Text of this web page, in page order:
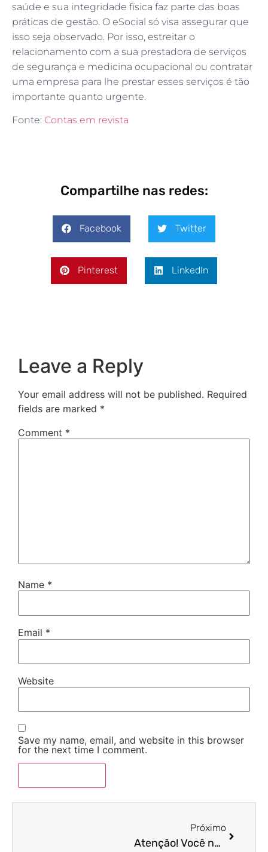
saúde e sua integridade física faz parte das boas
práticas de gestão. O eSocial só visa assegurar que
isso seja observado. Por isso, estreitar o
relacionamento com a sua prestadora de serviços
de segurança e medicina ocupacional ou contratar
uma empresa para lhe prestar esses serviços é tão
importante quanto urgente.
Fonte: Contas em revista
Compartilhe nas redes:
Facebook Twitter
Pinterest LinkedIn
Leave a Reply
Your email address will not be published. Required
fields are marked *
Comment *
Name *
Email *
Website
Save my name, email, and website in this browser
for the next time I comment.
Próximo
Atenção! Você não poderá mais acessar os módulos web do eSocial por código